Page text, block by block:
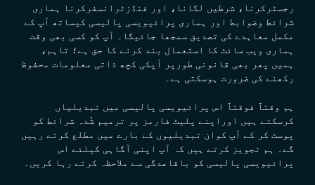
رجسٹرکرنا، شرطیں لگانا، اور فنڈزٹرانسفرکرنا ہماری
شرائط وضوابط اور ہماری پرائیویسی پالیسی کیساتھ آپ کے
مکمل معاہدے کی تصدیق سمجھا جائیگا۔ آپ کو کسی بھی وقت
ہماری ویب سائٹ کا استعمال بند کرنے کا حق ہے؛ تاہم،
ہمیں پھر بھی قانونی طورپر آپکی کچھ ذاتی معلومات محفوظ
رکھنے کی ضرورت ہوسکتی ہے۔
ہم وقتاََ فوقتاََ اس پرائیویسی پالیسی میں تبدیلیاں
کرسکتے ہیں اوراپنے پلیٹ فارمز پر ترمیم شُدہ شرائط کو
پوسٹ کر کے آپ کوان تبدیلیوں کے بارے میں مطلع کرتے رہیں
گے۔
ہم تجویز کرتے ہیں کہ آپ اپنی آگاہی کیلئے اس
پرائیویسی پالیسی کو باقاعدگی سے ملاحظہ کرتے رہا کریں۔